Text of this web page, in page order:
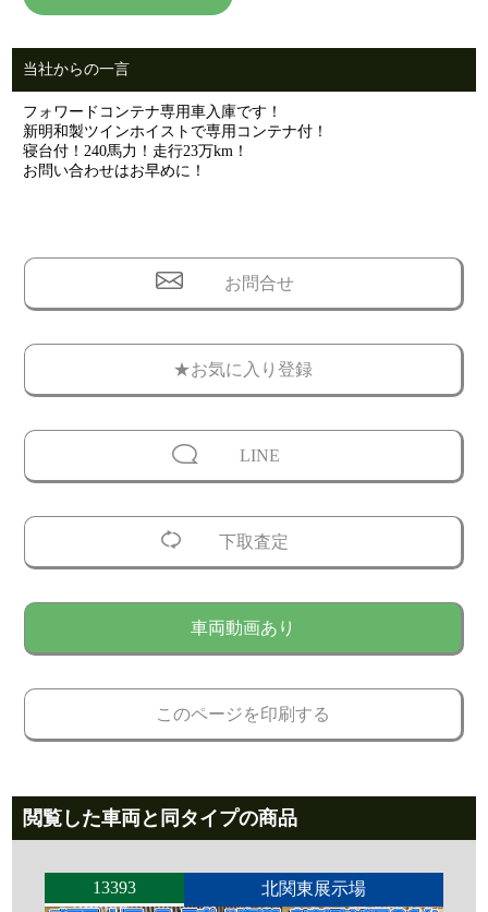
当社からの一言
フォワードコンテナ専用車入庫です！
新明和製ツインホイストで専用コンテナ付！
寝台付！240馬力！走行23万km！
お問い合わせはお早めに！
お問合せ
★お気に入り登録
LINE
下取査定
車両動画あり
このページを印刷する
閲覧した車両と同タイプの商品
13393 北関東展示場